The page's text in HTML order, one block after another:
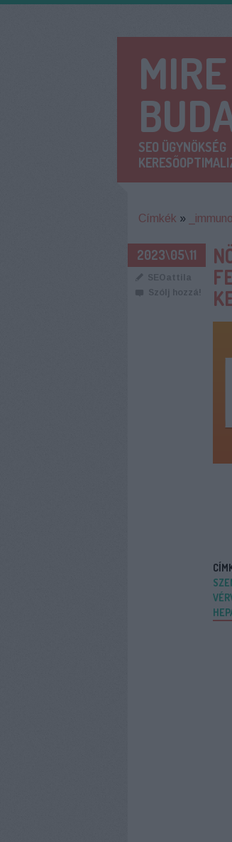
SEO ÜGYNÖKSÉG
Címkék »
2023\05\11
SEOattila
Szólj hozzá!